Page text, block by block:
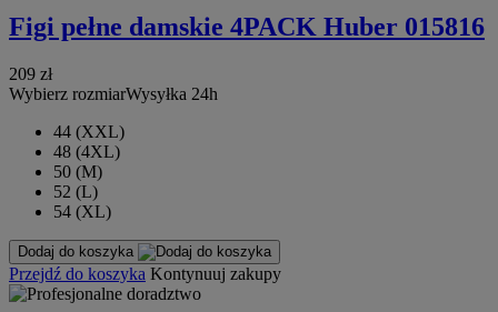
Figi pełne damskie 4PACK Huber 015816
209 zł
Wybierz rozmiarWysyłka 24h
44 (XXL)
48 (4XL)
50 (M)
52 (L)
54 (XL)
Dodaj do koszyka
Przejdź do koszyka Kontynuuj zakupy